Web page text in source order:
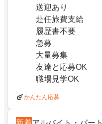
送迎あり
赴任旅費支給
履歴書不要
急募
大量募集
友達と応募OK
職場見学OK
かんたん応募